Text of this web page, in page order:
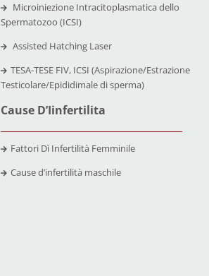
Microiniezione Intracitoplasmatica dello
Spermatozoo (ICSI)
Assisted Hatching Laser
TESA-TESE FIV, ICSI (Aspirazione/Estrazione
Testicolare/Epididimale di sperma)
Cause D’Iinfertilita
Fattori Dì Infertilità Femminile
Cause d’infertilità maschile